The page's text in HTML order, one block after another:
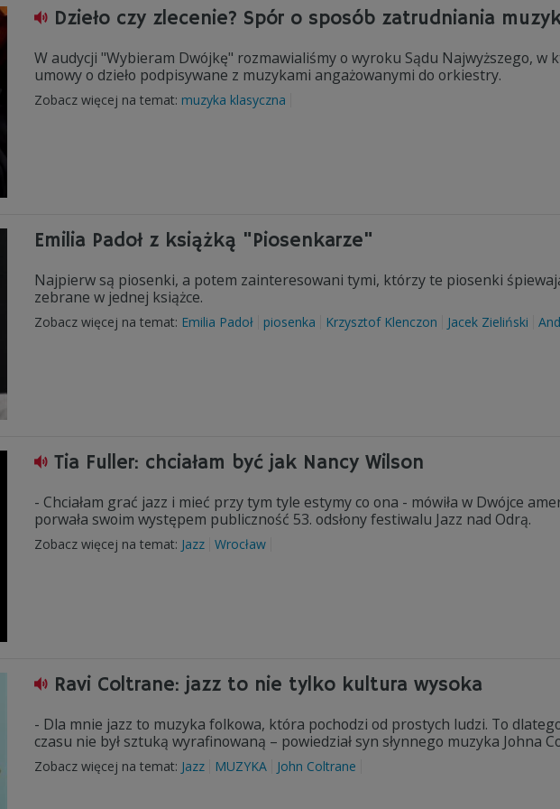
Dzieło czy zlecenie? Spór o sposób zatrudniania
W audycji "Wybieram Dwójkę" rozmawialiśmy o wyroku Sądu Najwyższego, w
umowy o dzieło podpisywane z muzykami angażowanymi do orkiestry.
Zobacz więcej na temat: muzyka klasyczna
Emilia Padoł z książką "Piosenkarze"
Najpierw są piosenki, a potem zainteresowani tymi, którzy te piosenki
zebrane w jednej książce.
Zobacz więcej na temat: Emilia Padoł piosenka Krzysztof Klenczon Jacek Zieliński
Tia Fuller: chciałam być jak Nancy Wilson
- Chciałam grać jazz i mieć przy tym tyle estymy co ona - mówiła w Dwójce
porwała swoim występem publiczność 53. odsłony festiwalu Jazz nad Odrą.
Zobacz więcej na temat: Jazz Wrocław
Ravi Coltrane: jazz to nie tylko kultura wysoka
- Dla mnie jazz to muzyka folkowa, która pochodzi od prostych ludzi. To
czasu nie był sztuką wyrafinowaną – powiedział syn słynnego muzyka Johna
Zobacz więcej na temat: Jazz MUZYKA John Coltrane